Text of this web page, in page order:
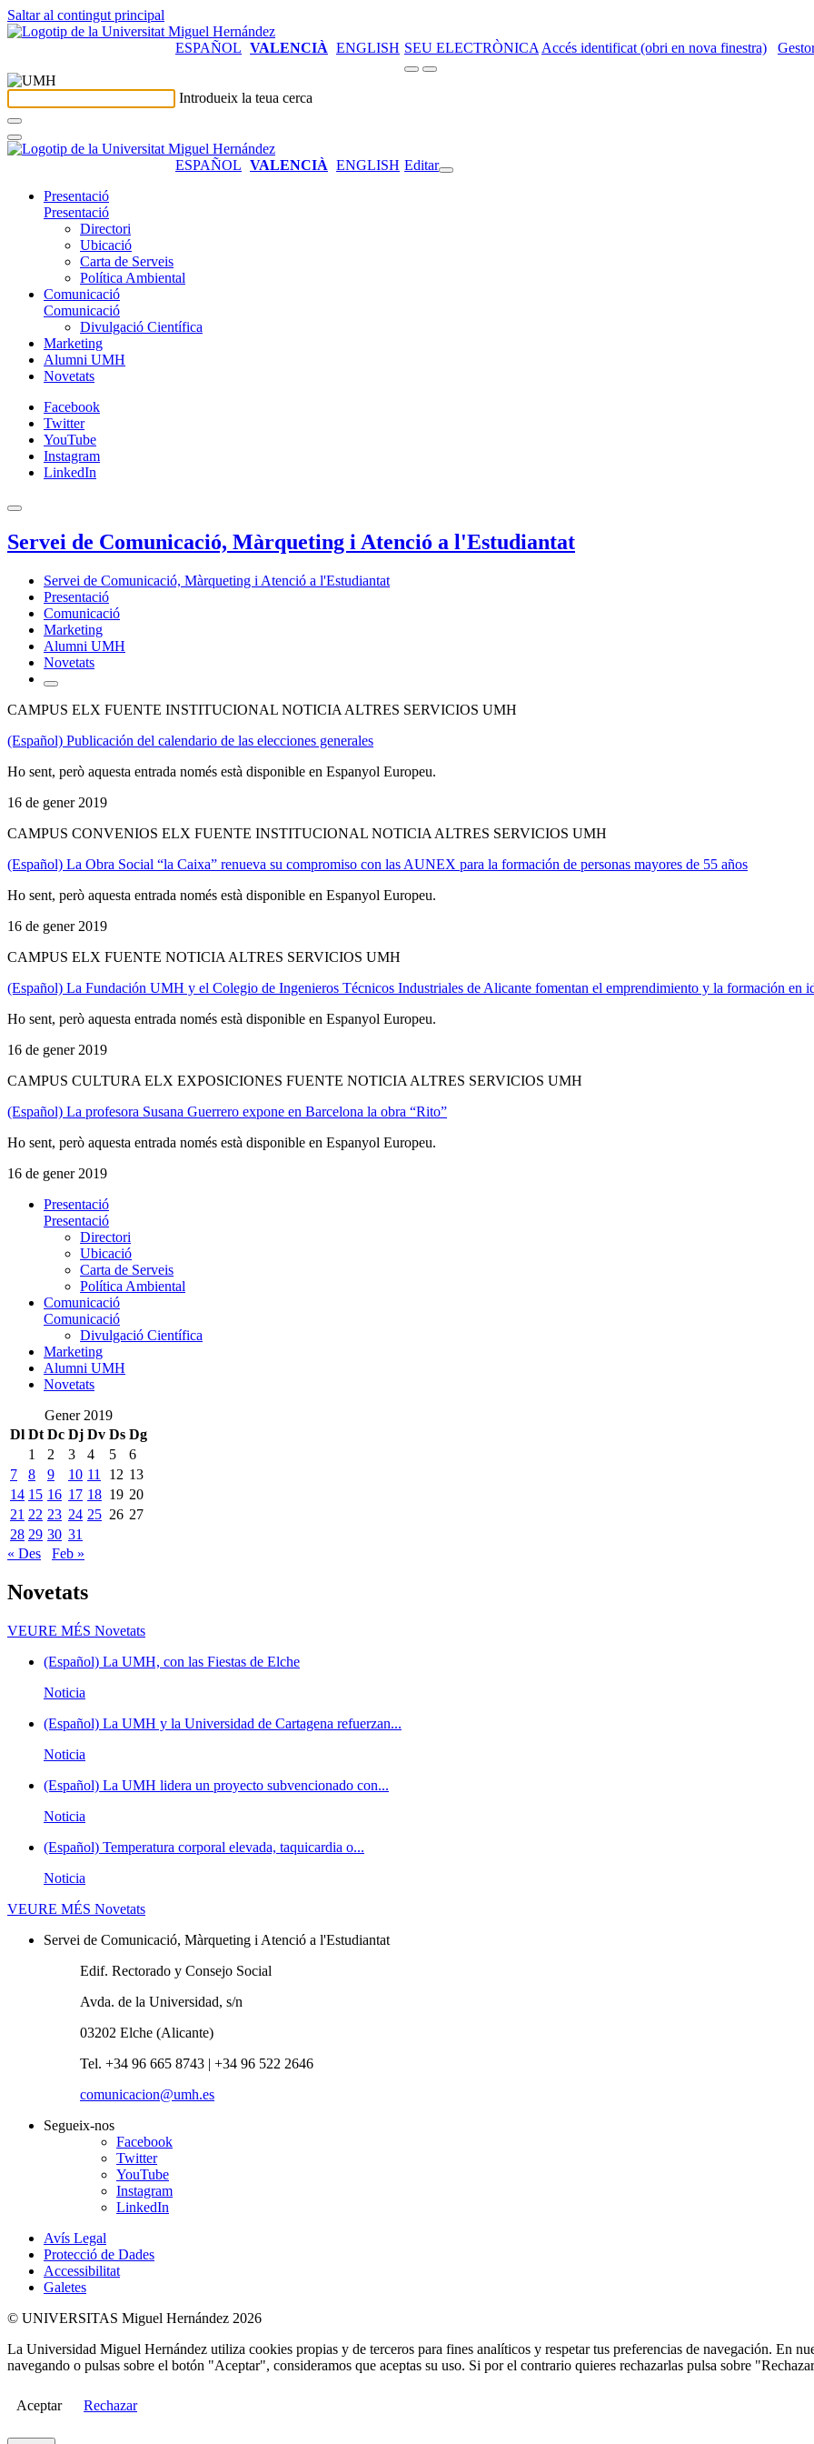
Saltar al contingut principal
ESPAÑOL VALENCIÀ ENGLISH SEU ELECTRÒNICA Accés identificat (obri en nova finestra)
Introdueix la teua cerca
ESPAÑOL VALENCIÀ ENGLISH Editar
Presentació
Presentació
Directori
Ubicació
Carta de Serveis
Política Ambiental
Comunicació
Comunicació
Divulgació Científica
Marketing
Alumni UMH
Novetats
Facebook
Twitter
YouTube
Instagram
LinkedIn
Servei de Comunicació, Màrqueting i Atenció a l'Estudiantat
Servei de Comunicació, Màrqueting i Atenció a l'Estudiantat
Presentació
Comunicació
Marketing
Alumni UMH
Novetats
CAMPUS ELX FUENTE INSTITUCIONAL NOTICIA ALTRES SERVICIOS UMH
(Español) Publicación del calendario de las elecciones generales
Ho sent, però aquesta entrada només està disponible en Espanyol Europeu.
16 de gener 2019
CAMPUS CONVENIOS ELX FUENTE INSTITUCIONAL NOTICIA ALTRES SERVICIOS UMH
(Español) La Obra Social “la Caixa” renueva su compromiso con las AUNEX para la formación de personas mayores de 55 años
Ho sent, però aquesta entrada només està disponible en Espanyol Europeu.
16 de gener 2019
CAMPUS ELX FUENTE NOTICIA ALTRES SERVICIOS UMH
(Español) La Fundación UMH y el Colegio de Ingenieros Técnicos Industriales de Alicante fomentan el emprendimiento y la formación en
Ho sent, però aquesta entrada només està disponible en Espanyol Europeu.
16 de gener 2019
CAMPUS CULTURA ELX EXPOSICIONES FUENTE NOTICIA ALTRES SERVICIOS UMH
(Español) La profesora Susana Guerrero expone en Barcelona la obra “Rito”
Ho sent, però aquesta entrada només està disponible en Espanyol Europeu.
16 de gener 2019
Presentació
Presentació
Directori
Ubicació
Carta de Serveis
Política Ambiental
Comunicació
Comunicació
Divulgació Científica
Marketing
Alumni UMH
Novetats
Gener 2019
Dl Dt Dc Dj Dv Ds Dg
1
2 3 4 5
6
7
8 9 10 11 12 13
14 15 16 17 18 19 20
21 22 23 24 25 26 27
28 29 30 31
« Des
Feb »
Novetats
VEURE MÉS Novetats
(Español) La UMH, con las Fiestas de Elche
Noticia
(Español) La UMH y la Universidad de Cartagena refuerzan...
Noticia
(Español) La UMH lidera un proyecto subvencionado con...
Noticia
(Español) Temperatura corporal elevada, taquicardia o...
Noticia
VEURE MÉS Novetats
Servei de Comunicació, Màrqueting i Atenció a l'Estudiantat
Edif. Rectorado y Consejo Social
Avda. de la Universidad, s/n
03202 Elche (Alicante)
Tel. +34 96 665 8743 | +34 96 522 2646
comunicacion@umh.es
Segueix-nos
Facebook
Twitter
YouTube
Instagram
LinkedIn
Avís Legal
Protecció de Dades
Accessibilitat
Galetes
© UNIVERSITAS Miguel Hernández 2026
La Universidad Miguel Hernández utiliza cookies propias y de terceros para fines analíticos y respetar tus preferencias de navegación. En
navegando o pulsas sobre el botón "Aceptar", consideramos que aceptas su uso. Si por el contrario quieres rechazarlas pulsa sobre
Aceptar Rechazar